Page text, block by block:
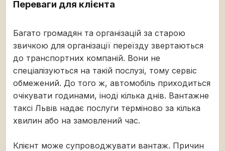
Переваги для клієнта
Багато громадян та організацій за старою
звичкою для організації переїзду звертаються
до транспортних компаній. Вони не
спеціалізуються на такій послузі, тому сервіс
обмежений. До того ж, автомобіль приходиться
очікувати годинами, іноді кілька днів. Вантажне
таксі Львів надає послуги терміново за кілька
хвилин або на замовлений час.
Клієнт може супроводжувати вантаж. Причин